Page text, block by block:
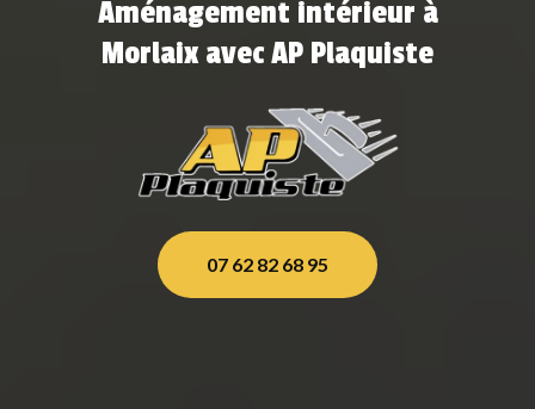
Aménagement intérieur à
Morlaix avec AP Plaquiste
07 62 82 68 95